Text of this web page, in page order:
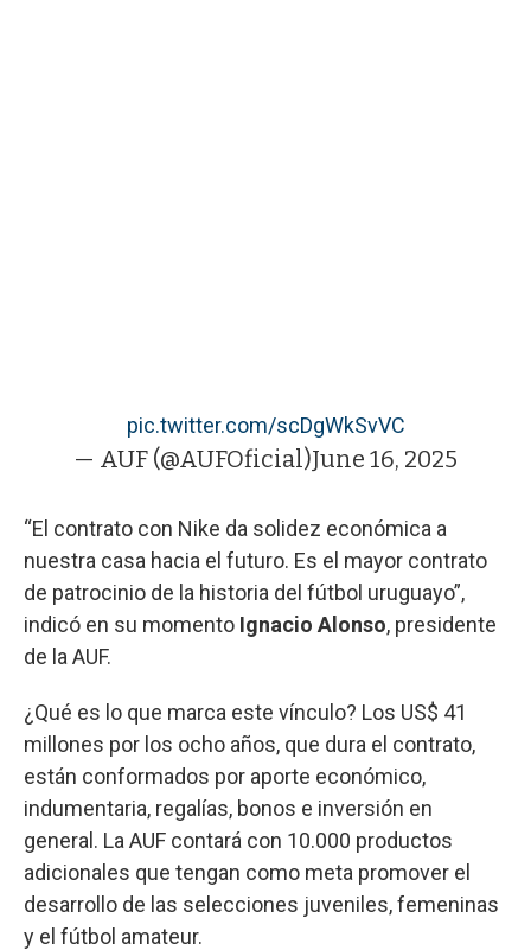
pic.twitter.com/scDgWkSvVC
— AUF (@AUFOficial)June 16, 2025
“El contrato con Nike da solidez económica a
nuestra casa hacia el futuro. Es el mayor contrato
de patrocinio de la historia del fútbol uruguayo”,
indicó en su momento Ignacio Alonso, presidente
de la AUF.
¿Qué es lo que marca este vínculo? Los US$ 41
millones por los ocho años, que dura el contrato,
están conformados por aporte económico,
indumentaria, regalías, bonos e inversión en
general. La AUF contará con 10.000 productos
adicionales que tengan como meta promover el
desarrollo de las selecciones juveniles, femeninas
y el fútbol amateur.